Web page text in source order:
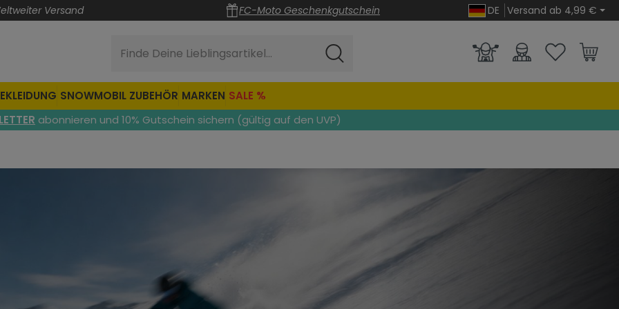
Versand FC-Moto Geschenkgutschein DE Versand ab 4,99 €
Finde Deine Lieblingsartikel...
SNOWMOBIL ZUBEHÖR MARKEN SALE %
abonnieren und 10% Gutschein sichern (gültig auf den UVP)